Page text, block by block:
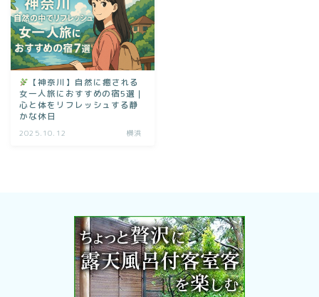
【神奈川】自然に癒される
女一人旅におすすめの宿5選｜
心と体をリフレッシュする静
かな休日
2025.10.12 横浜